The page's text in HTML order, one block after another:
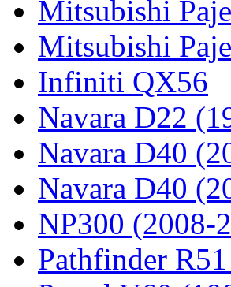
Mitsubishi
Mitsubishi
Infiniti QX56
Navara D22
Navara D40
Navara D40
NP300 (2008-
Pathfinder